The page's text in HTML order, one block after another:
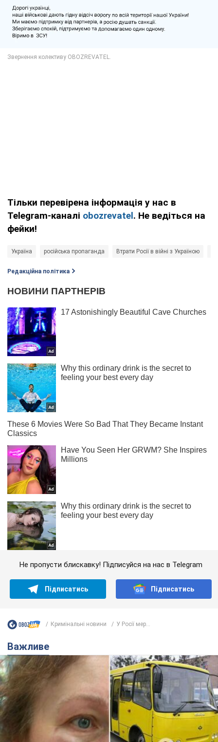
Тільки перевірена інформація у нас в
Telegram-каналі obozrevatel. Не ведіться на
фейки!
Україна російська пропаганда Втрати Росії в війні з Україною
Редакційна політика
Не пропусти блискавку! Підписуйся на нас в Telegram
Підписатись Підписатись
Кримінальні новини У Росії мер...
Важливе